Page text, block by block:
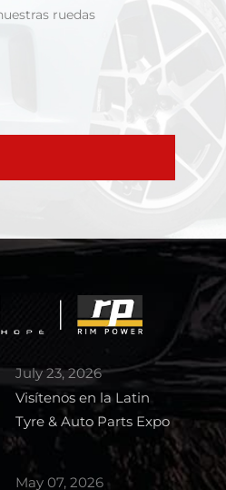
ruedas
July 23, 2026
Visítenos en la Latin
Tyre & Auto Parts Expo
2026 – Stand 1727
May 07, 2026